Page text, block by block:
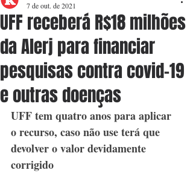
UFF receberá R$18 milhões
da Alerj para financiar
pesquisas contra covid-19
e outras doenças
7 de out. de 2021
UFF tem quatro anos para aplicar
o recurso, caso não use terá que
devolver o valor devidamente
corrigido